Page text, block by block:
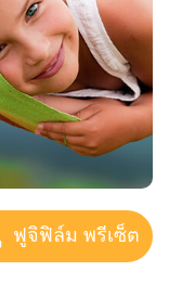
ฟูจิฟิล์ม พรีเซ็ต